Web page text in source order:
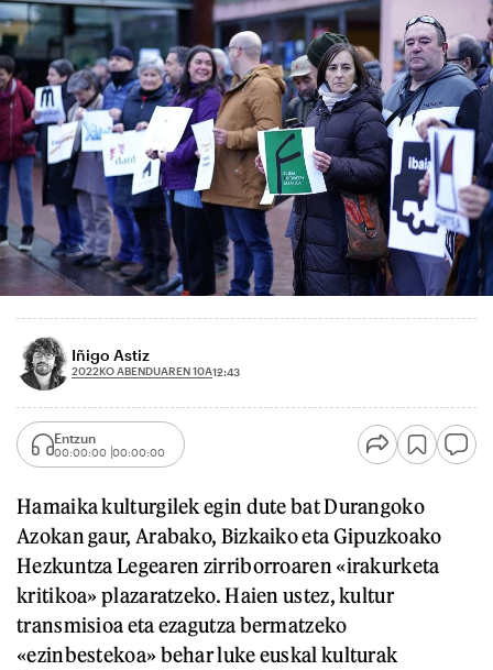
Iñigo Astiz
2022KO ABENDUAREN 10A12:43
Entzun
00:00:00 00:00:00
Hamaika kulturgilek egin dute bat Durangoko
Azokan gaur, Arabako, Bizkaiko eta Gipuzkoako
Hezkuntza Legearen zirriborroaren «irakurketa
kritikoa» plazaratzeko. Haien ustez, kultur
transmisioa eta ezagutza bermatzeko
«ezinbestekoa» behar luke euskal kulturak